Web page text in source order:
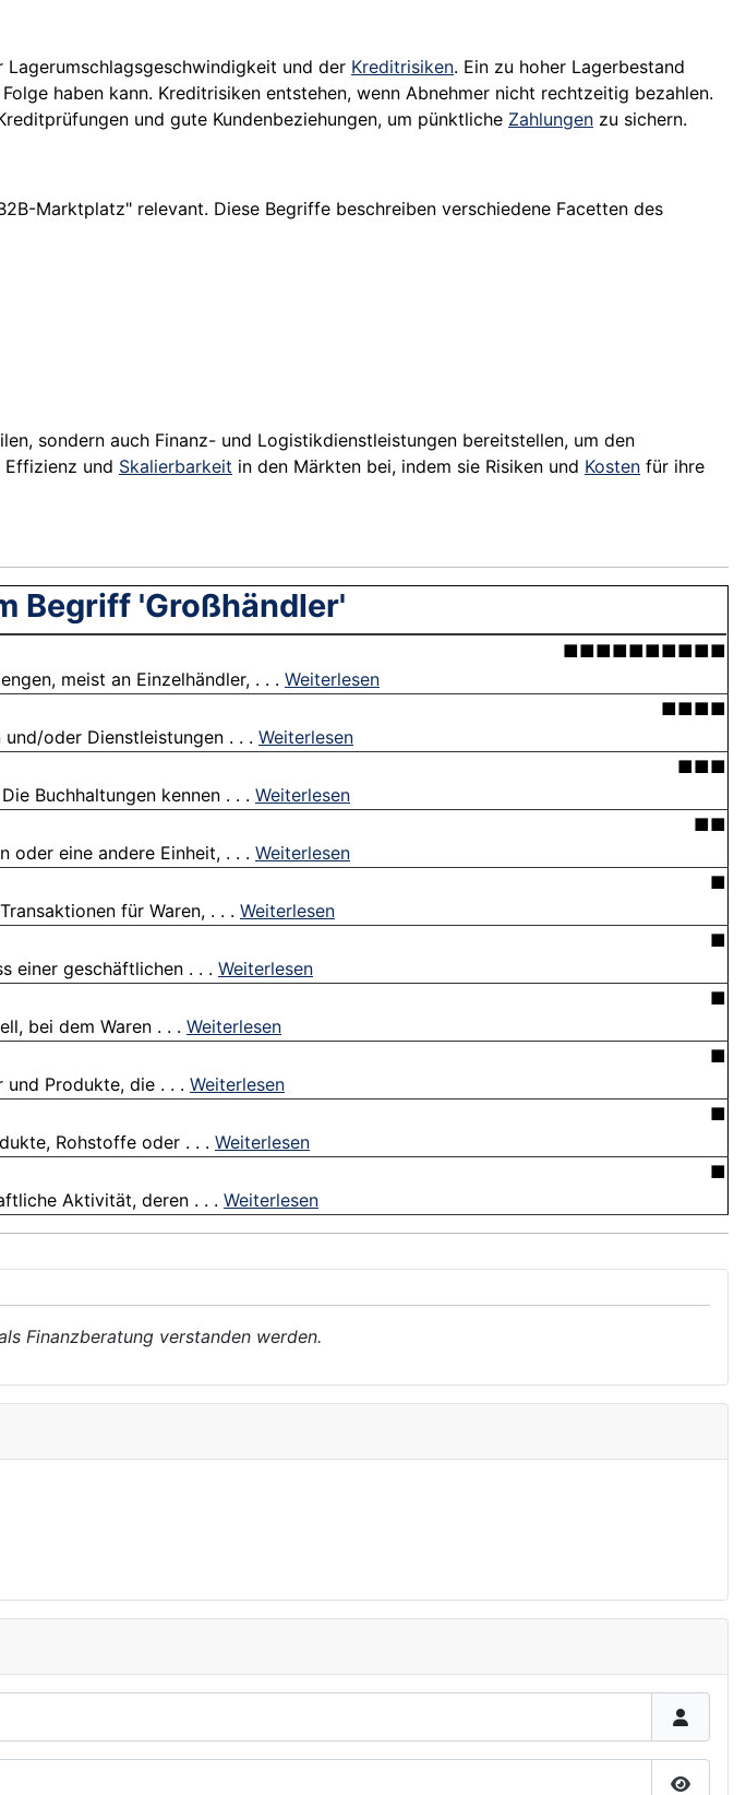
und der Kreditrisiken. Ein zu hoher Lagerbestand
haben kann. Kreditrisiken entstehen, wenn Abnehmer nicht rechtzeitig bezahlen.
und gute Kundenbeziehungen, um pünktliche Zahlungen zu sichern.
Marktplatz" relevant. Diese Begriffe beschreiben verschiedene Facetten des
sondern auch Finanz- und Logistikdienstleistungen bereitstellen, um den
und Skalierbarkeit in den Märkten bei, indem sie Risiken und Kosten für ihre
Begriff 'Großhändler'
■■■■■■■■■■
meist an Einzelhändler, . . . Weiterlesen
■■■■
oder Dienstleistungen . . . Weiterlesen
■■■
Buchhaltungen kennen . . . Weiterlesen
■■
oder eine andere Einheit, . . . Weiterlesen
■
für Waren, . . . Weiterlesen
■
einer geschäftlichen . . . Weiterlesen
■
bei dem Waren . . . Weiterlesen
■
und Produkte, die . . . Weiterlesen
■
Rohstoffe oder . . . Weiterlesen
■
Aktivität, deren . . . Weiterlesen
Finanzberatung verstanden werden.